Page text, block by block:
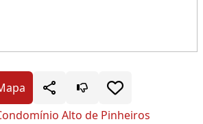
Alto de Pinheiros